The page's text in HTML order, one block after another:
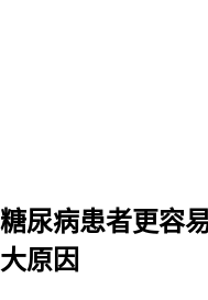
糖尿病患者更容
大原因